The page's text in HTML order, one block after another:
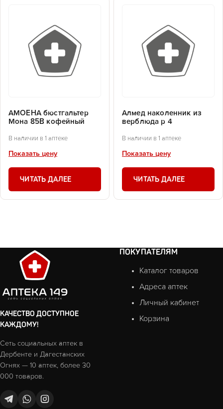
АМОЕНА бюстгальтер
Мона 85В кофейный
В наличии в 1 аптеке
Показать цену
ЧИТАТЬ ДАЛЕЕ
Алмед наколенник из
верблюда р 4
В наличии в 1 аптеке
Показать цену
ЧИТАТЬ ДАЛЕЕ
КАЧЕСТВО ДОСТУПНОЕ
КАЖДОМУ!
Сеть социальных аптек в
Дербенте и Дагестанских
Огнях — 10 аптек, более 30
000 товаров.
ПОКУПАТЕЛЯМ
Каталог товаров
Адреса аптек
Личный кабинет
Корзина